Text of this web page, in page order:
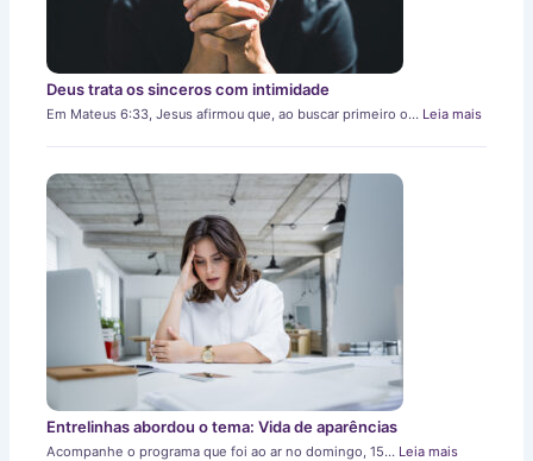
Deus trata os sinceros com intimidade
Em Mateus 6:33, Jesus afirmou que, ao buscar primeiro o… Leia mais
Entrelinhas abordou o tema: Vida de aparências
Acompanhe o programa que foi ao ar no domingo, 15… Leia mais